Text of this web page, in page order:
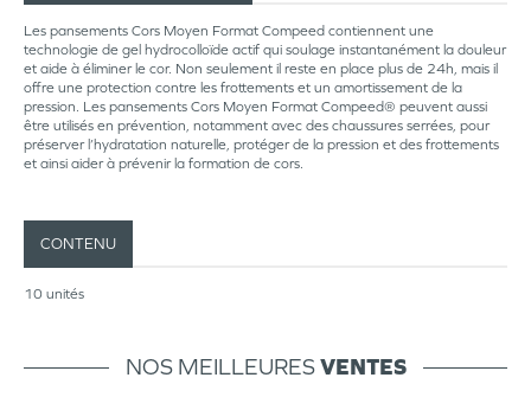
Les pansements Cors Moyen Format Compeed contiennent une
technologie de gel hydrocolloïde actif qui soulage instantanément la douleur
et aide à éliminer le cor. Non seulement il reste en place plus de 24h, mais il
offre une protection contre les frottements et un amortissement de la
pression. Les pansements Cors Moyen Format Compeed® peuvent aussi
être utilisés en prévention, notamment avec des chaussures serrées, pour
préserver l’hydratation naturelle, protéger de la pression et des frottements
et ainsi aider à prévenir la formation de cors.
CONTENU
10 unités
NOS MEILLEURESVENTES